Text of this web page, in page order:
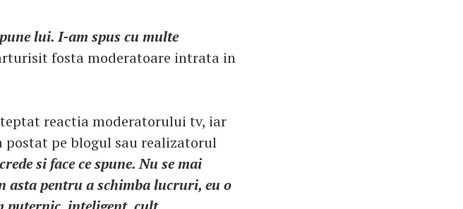
lui. I-am spus cu multe
fosta moderatoare intrata in
reactia moderatorului tv, iar
postat pe blogul sau realizatorul
si face ce spune. Nu se mai
asta pentru a schimba lucruri, eu o